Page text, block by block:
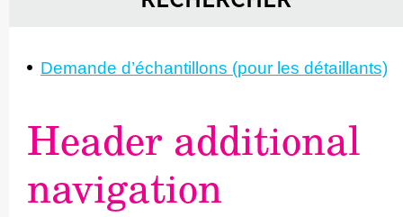
Demande d’é­chantillons (pour les détaillants)
Header additional
navigation